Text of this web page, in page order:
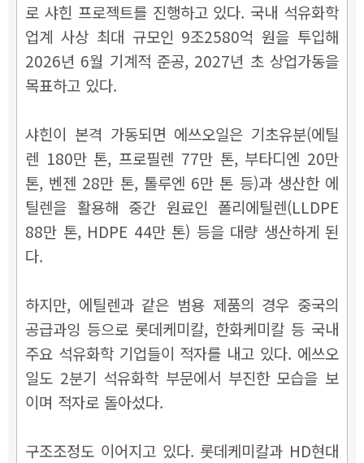
로 샤힌 프로젝트를 진행하고 있다. 국내 석유화학
업계 사상 최대 규모인 9조2580억 원을 투입해
2026년 6월 기계적 준공, 2027년 초 상업가동을
목표하고 있다.
샤힌이 본격 가동되면 에쓰오일은 기초유분(에틸
렌 180만 톤, 프로필렌 77만 톤, 부타디엔 20만
톤, 벤젠 28만 톤, 톨루엔 6만 톤 등)과 생산한 에
틸렌을 활용해 중간 원료인 폴리에틸렌(LLDPE
88만 톤, HDPE 44만 톤) 등을 대량 생산하게 된
다.
하지만, 에틸렌과 같은 범용 제품의 경우 중국의
공급과잉 등으로 롯데케미칼, 한화케미칼 등 국내
주요 석유화학 기업들이 적자를 내고 있다. 에쓰오
일도 2분기 석유화학 부문에서 부진한 모습을 보
이며 적자로 돌아섰다.
구조조정도 이어지고 있다. 롯데케미칼과 HD현대